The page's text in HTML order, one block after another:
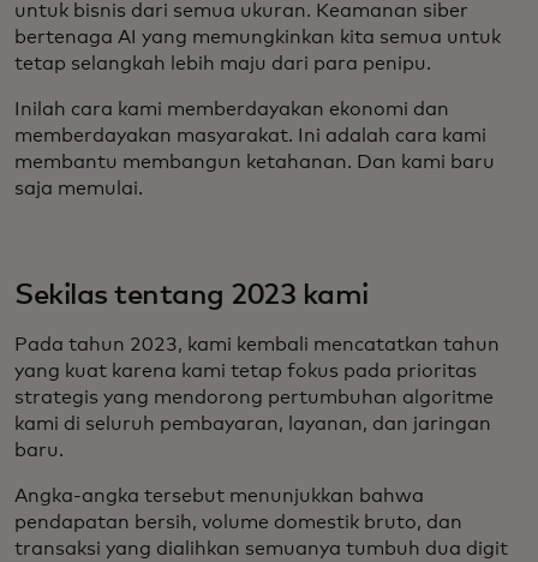
untuk bisnis dari semua ukuran. Keamanan siber
bertenaga AI yang memungkinkan kita semua untuk
tetap selangkah lebih maju dari para penipu.
Inilah cara kami memberdayakan ekonomi dan
memberdayakan masyarakat. Ini adalah cara kami
membantu membangun ketahanan. Dan kami baru
saja memulai.
Sekilas tentang 2023 kami
Pada tahun 2023, kami kembali mencatatkan tahun
yang kuat karena kami tetap fokus pada prioritas
strategis yang mendorong pertumbuhan algoritme
kami di seluruh pembayaran, layanan, dan jaringan
baru.
Angka-angka tersebut menunjukkan bahwa
pendapatan bersih, volume domestik bruto, dan
transaksi yang dialihkan semuanya tumbuh dua digit